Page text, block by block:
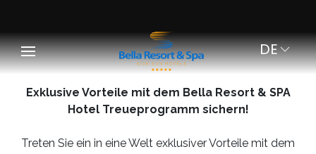
DE
Exklusive Vorteile mit dem Bella Resort & SPA
Hotel Treueprogramm sichern!
Treten Sie ein in eine Welt exklusiver Vorteile mit dem